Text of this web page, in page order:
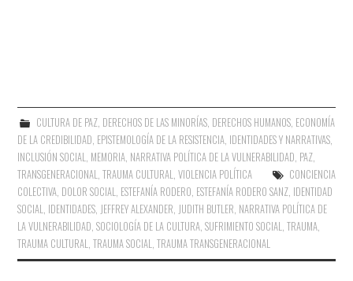
CULTURA DE PAZ, DERECHOS DE LAS MINORÍAS, DERECHOS HUMANOS, ECONOMÍA
DE LA CREDIBILIDAD EPISTEMOLOGÍA DE LA RESISTENCIA IDENTIDADES Y NARRATIVAS
INCLUSIÓN SOCIAL MEMORIA NARRATIVA POLÍTICA DE LA VULNERABILIDAD PAZ
TRANSGENERACIONAL ,TRAUMA CULTURAL ,VIOLENCIA POLÍTICA
CONCIENCIA
COLECTIVA DOLOR SOCIAL ESTEFANÍA RODERO ESTEFANÍA RODERO SANZ IDENTIDAD
SOCIAL IDENTIDADES JEFFREY ALEXANDER JUDITH BUTLER NARRATIVA POLÍTICA DE
LA VULNERABILIDAD ,SOCIOLOGÍA DE LA CULTURA ,SUFRIMIENTO SOCIAL ,TRAUMA
TRAUMA CULTURAL ,TRAUMA SOCIAL ,TRAUMA TRANSGENERACIONAL